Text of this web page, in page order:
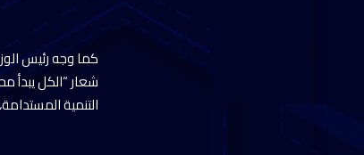
كما وجه رئيس
شعار “الكل يبدأ
التنمية